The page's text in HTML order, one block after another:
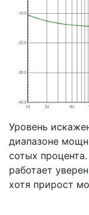
Уровень
диапазоне
сотых
работает
хотя прирост